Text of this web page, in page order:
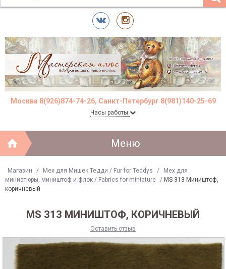
Москва 8(926)874-74-26, Санкт-Петербург 8(981)140-25-69
Часы работы
Меню
Магазин / Мех для Мишек Тедди / Fur for Teddys /
Мех для
миниатюры, миништоф и флок / Fabrics for miniature
/ MS 313 Миништоф,
коричневый
MS 313 МИНИШТОФ, КОРИЧНЕВЫЙ
Оставить отзыв